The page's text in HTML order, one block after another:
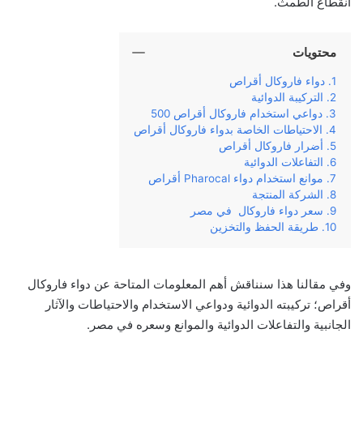
محتويات
دواء فاروكال أقراص
التركيبة الدوائية
دواعي استخدام فاروكال أقراص 500
الاحتياطات الخاصة بدواء فاروكال أقراص
أضرار فاروكال أقراص
التفاعلات الدوائية
موانع استخدام دواء Pharocal أقراص
الشركة المنتجة
سعر دواء فاروكال في مصر
طريقة الحفظ والتخزين
وفي مقالنا هذا سنناقش أهم المعلومات المتاحة عن دواء فاروكال
أقراص؛ تركيبته الدوائية ودواعي الاستخدام والاحتياطات والآثار
الجانبية والتفاعلات الدوائية والموانع وسعره في مصر.